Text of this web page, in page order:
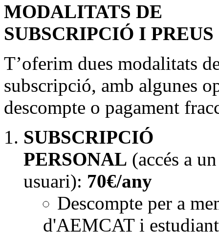
MODALITATS DE
SUBSCRIPCIÓ I PREUS
T’oferim dues modalitats
subscripció, amb algunes
descompte o pagament
SUBSCRIPCIÓ
PERSONAL (accés a
usuari): 70€/any
Descompte per a
d'AEMCAT i